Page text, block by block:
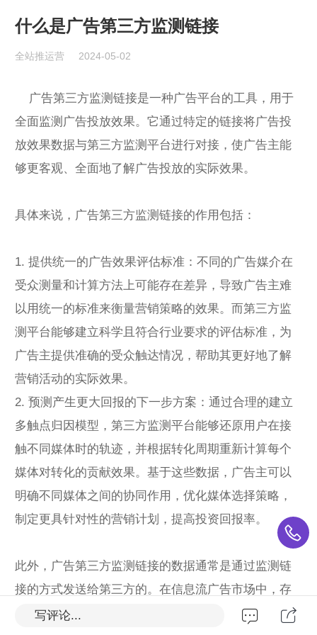
什么是广告第三方监测链接
全站推运营 2024-05-02
广告第三方监测链接是一种广告平台的工具，用于
全面监测广告投放效果。它通过特定的链接将广告投
放效果数据与第三方监测平台进行对接，使广告主能
够更客观、全面地了解广告投放的实际效果。
具体来说，广告第三方监测链接的作用包括：
1. 提供统一的广告效果评估标准：不同的广告媒介在
受众测量和计算方法上可能存在差异，导致广告主难
以用统一的标准来衡量营销策略的效果。而第三方监
测平台能够建立科学且符合行业要求的评估标准，为
广告主提供准确的受众触达情况，帮助其更好地了解
营销活动的实际效果。
2. 预测产生更大回报的下一步方案：通过合理的建立
多触点归因模型，第三方监测平台能够还原用户在接
触不同媒体时的轨迹，并根据转化周期重新计算每个
媒体对转化的贡献效果。基于这些数据，广告主可以
明确不同媒体之间的协同作用，优化媒体选择策略，
制定更具针对性的营销计划，提高投资回报率。
此外，广告第三方监测链接的数据通常是通过监测链
接的方式发送给第三方的。在信息流广告市场中，存
在两种主要的广告监测方式：SDK监测和AP监测。
写评论...